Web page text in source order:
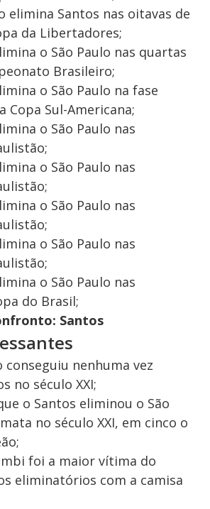
elimina Santos nas oitavas de
da Libertadores;
o São Paulo nas quartas
Brasileiro;
o São Paulo na fase
Copa Sul-Americana;
o São Paulo nas
o São Paulo nas
o São Paulo nas
o São Paulo nas
o São Paulo nas
do Brasil;
Santos
conseguiu nenhuma vez
no século XXI;
o Santos eliminou o São
no século XXI, em cinco o
foi a maior vítima do
eliminatórios com a camisa